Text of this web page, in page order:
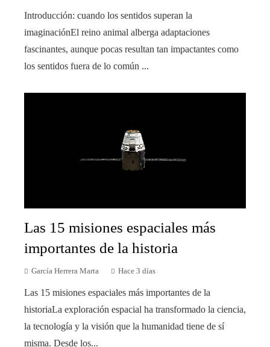
Introducción: cuando los sentidos superan la
imaginaciónEl reino animal alberga adaptaciones
fascinantes, aunque pocas resultan tan impactantes como
los sentidos fuera de lo común ...
Las 15 misiones espaciales más
importantes de la historia
García Herrera Marta Hace 3 días
Las 15 misiones espaciales más importantes de la
historiaLa exploración espacial ha transformado la ciencia,
la tecnología y la visión que la humanidad tiene de sí
misma. Desde los...